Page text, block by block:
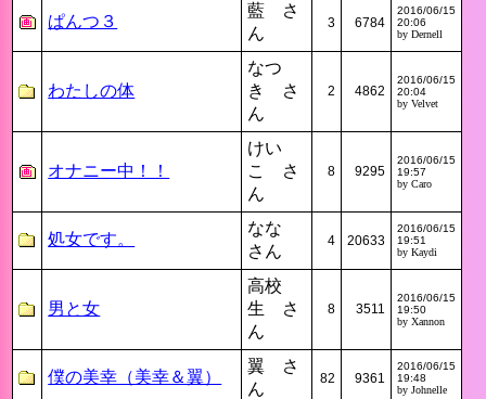
ぱんつ３
藍 さ
ん
3 6784
2016/06/15
20:06
by Dernell
わたしの体
なつ
き さ
ん
2 4862
2016/06/15
20:04
by Velvet
オナニー中！！
けい
こ さ
ん
8 9295
2016/06/15
19:57
by Caro
処女です。
なな
さん
4 20633
2016/06/15
19:51
by Kaydi
男と女
高校
生 さ
ん
8 3511
2016/06/15
19:50
by Xannon
僕の美幸（美幸＆翼）
翼 さ
ん
82 9361
2016/06/15
19:48
by Johnelle